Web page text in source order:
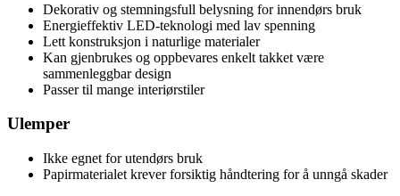
Dekorativ og stemningsfull belysning for innendørs bruk
Energieffektiv LED-teknologi med lav spenning
Lett konstruksjon i naturlige materialer
Kan gjenbrukes og oppbevares enkelt takket være
sammenleggbar design
Passer til mange interiørstiler
Ulemper
Ikke egnet for utendørs bruk
Papirmaterialet krever forsiktig håndtering for å unngå skader